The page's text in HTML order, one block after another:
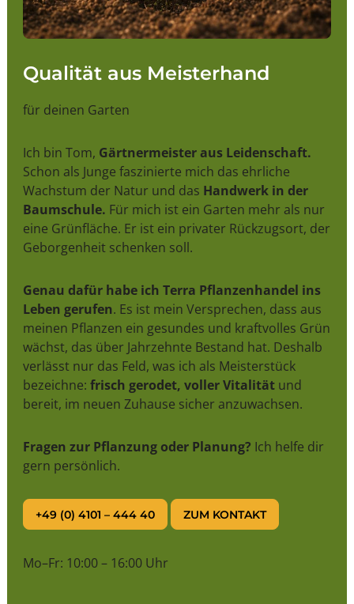
Qualität aus Meisterhand
für deinen Garten
Ich bin Tom, Gärtnermeister aus Leidenschaft.
Schon als Junge faszinierte mich das ehrliche
Wachstum der Natur und das Handwerk in der
Baumschule. Für mich ist ein Garten mehr als nur
eine Grünfläche. Er ist ein privater Rückzugsort, der
Geborgenheit schenken soll.
Genau dafür habe ich Terra Pflanzenhandel ins
Leben gerufen. Es ist mein Versprechen, dass aus
meinen Pflanzen ein gesundes und kraftvolles Grün
wächst, das über Jahrzehnte Bestand hat. Deshalb
verlässt nur das Feld, was ich als Meisterstück
bezeichne: frisch gerodet, voller Vitalitätund
bereit, im neuen Zuhause sicher anzuwachsen.
Fragen zur Pflanzung oder Planung? Ich helfe dir
gern persönlich.
+49 (0) 4101 – 444 40 ZUM KONTAKT
Mo–Fr: 10:00 – 16:00 Uhr